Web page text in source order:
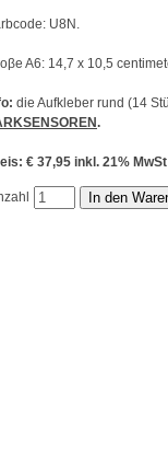
U8N.
A6: 14,7 x 10,5
die Aufkleber rund (14
.
€ 37,95 inkl. 21%